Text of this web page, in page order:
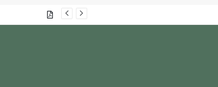
گذشتہ شمارے